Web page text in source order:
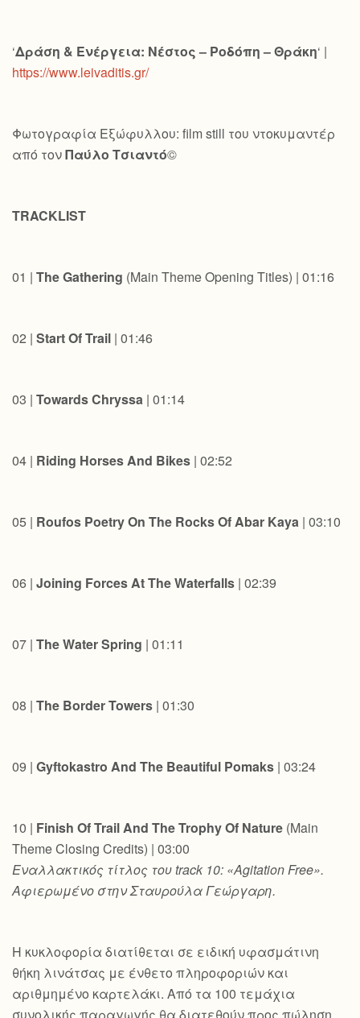
‘Δράση & Ενέργεια: Νέστος – Ροδόπη – Θράκη‘ |
https://www.leivaditis.gr/
Φωτογραφία Εξώφυλλου: film still του ντοκυμαντέρ
από τονΠαύλο Τσιαντό©
TRACKLIST
01 | The Gathering (Main Theme Opening Titles) | 01:16
02 | Start Of Trail | 01:46
03 | Towards Chryssa | 01:14
04 | Riding Horses And Bikes | 02:52
05 | Roufos Poetry On The Rocks Of Abar Kaya | 03:10
06 | Joining Forces At The Waterfalls | 02:39
07 | The Water Spring | 01:11
08 | The Border Towers | 01:30
09 | Gyftokastro And The Beautiful Pomaks | 03:24
10 | Finish Of Trail And The Trophy Of Nature (Main
Theme Closing Credits) | 03:00
Εναλλακτικός τίτλος τουtrack 10: «Agitation Free».
Αφιερωμένο στην Σταυρούλα Γεώργαρη.
Η κυκλοφορία διατίθεται σε ειδική υφασμάτινη
θήκη λινάτσας με ένθετο πληροφοριών και
αριθμημένο καρτελάκι. Από τα 100 τεμάχια